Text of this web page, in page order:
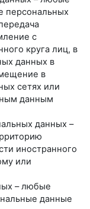
персональных
с
круга лиц, в
данных в
в
сетях или
данным
данных –
иностранного
или
– любые
данные